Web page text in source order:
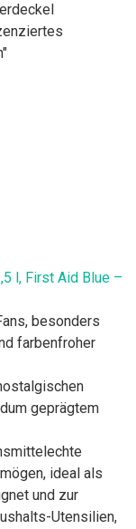
l, First Aid Blue –
besonders
farbenfroher
geprägtem
ideal als
und zur
Utensilien,